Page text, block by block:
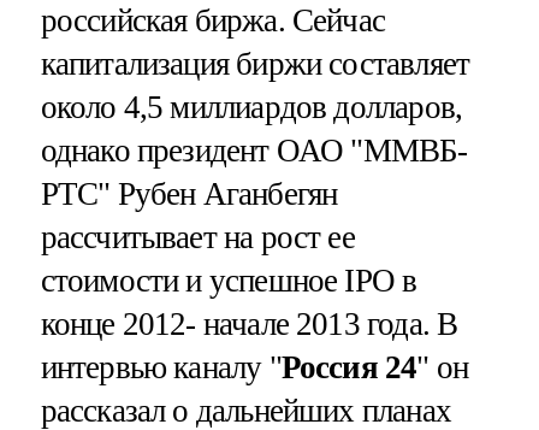
российская биржа. Сейчас
капитализация биржи составляет
около 4,5 миллиардов долларов,
однако президент ОАО "ММВБ-
РТС" Рубен Аганбегян
рассчитывает на рост ее
стоимости и успешное IPO в
конце 2012- начале 2013 года. В
интервью каналу "Россия 24" он
рассказал о дальнейших планах